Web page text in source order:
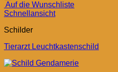
Auf die Wunschliste
Schnellansicht
Schilder
Tierarzt Leuchtkastenschild